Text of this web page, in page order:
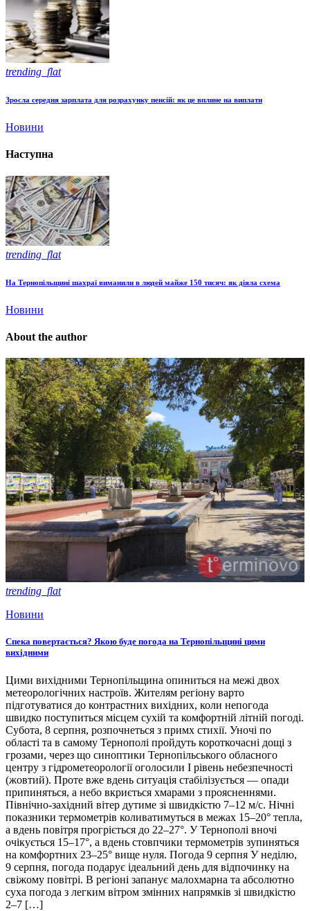
trending_flat
Зросла середня зарплата для розрахунку пенсій: як це вплине на виплати
Новини
Наступна
trending_flat
На Тернопільщині шахраї виманили в людей майже 150 тисяч: як діяла схема
Новини
About the author
trending_flat
Новини
Спека повертається? Якою буде погода на Тернопільщині цими
вихідними
Цими вихідними Тернопільщина опиниться на межі двох
метеорологічних настроїв. Жителям регіону варто
підготуватися до контрастних вихідних, коли непогода
швидко поступиться місцем сухій та комфортній літній погоді.
Субота, 8 серпня, розпочнеться з примх стихії. Уночі по
області та в самому Тернополі пройдуть короткочасні дощі з
грозами, через що синоптики Тернопільського обласного
центру з гідрометеорології оголосили І рівень небезпечності
(жовтий). Проте вже вдень ситуація стабілізується — опади
припиняться, а небо вкриється хмарами з проясненнями.
Північно-західний вітер дутиме зі швидкістю 7–12 м/с. Нічні
показники термометрів коливатимуться в межах 15–20° тепла,
а вдень повітря прогріється до 22–27°. У Тернополі вночі
очікується 15–17°, а вдень стовпчики термометрів зупиняться
на комфортних 23–25° вище нуля. Погода 9 серпня У неділю,
9 серпня, погода подарує ідеальний день для відпочинку на
свіжому повітрі. В регіоні запанує малохмарна та абсолютно
суха погода з легким вітром змінних напрямків зі швидкістю
2–7 […]